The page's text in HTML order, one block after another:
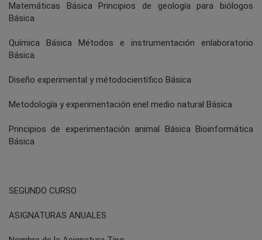
Matemáticas Básica Principios de geología para biólogos
Básica
Química Básica Métodos e instrumentación enlaboratorio
Básica
Diseño experimental y métodocientífico Básica
Metodología y experimentación enel medio natural Básica
Principios de experimentación animal Básica Bioinformática
Básica
SEGUNDO CURSO
ASIGNATURAS ANUALES